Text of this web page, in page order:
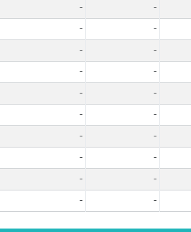
- -
- -
- -
- -
- -
- -
- -
- -
- -
- -